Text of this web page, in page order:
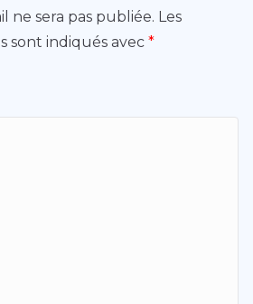
ne sera pas publiée. Les
sont indiqués avec *